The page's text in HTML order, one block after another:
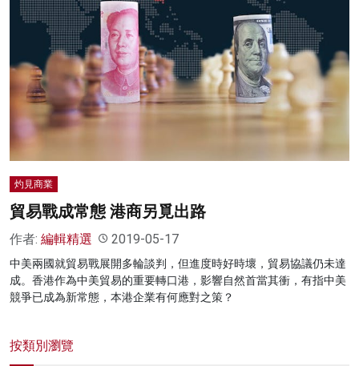
灼見商業
貿易戰成常態 港商另覓出路
作者: 編輯精選 2019-05-17
中美兩國就貿易戰展開多輪談判，但進度時好時壞，貿易協議仍未達
成。香港作為中美貿易的重要轉口港，影響自然首當其衝，有指中美
競爭已成為新常態，本港企業有何應對之策？
按類別瀏覽